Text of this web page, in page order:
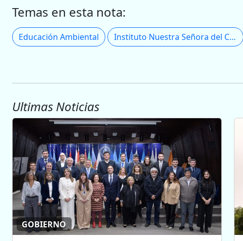
Temas en esta nota:
Educación Ambiental Instituto Nuestra Señora del Carmen
Ultimas Noticias
GOBIERNO